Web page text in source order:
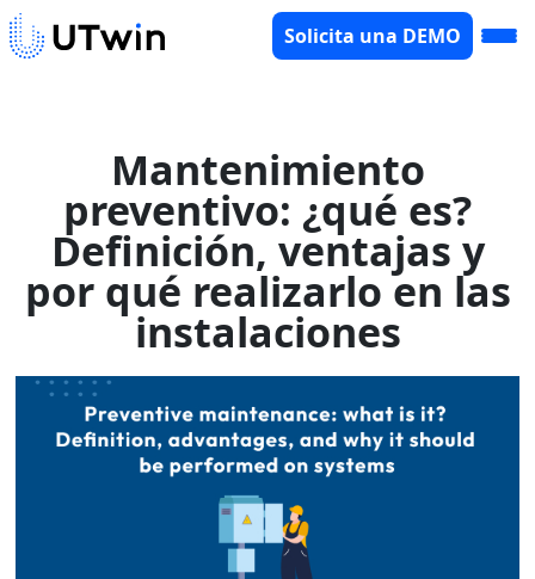
Solicita una DEMO
Mantenimiento
preventivo: ¿qué es?
Definición, ventajas y
por qué realizarlo en las
instalaciones